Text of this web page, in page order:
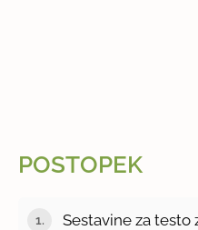
POSTOPEK
Sestavine za testo